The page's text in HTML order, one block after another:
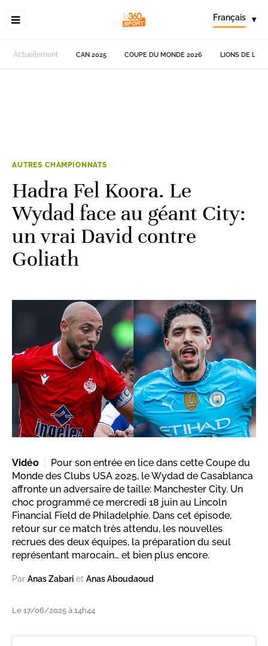
Français ▾
Actuellement CAN 2025 COUPE DU MONDE 2026 LIONS DE
AUTRES CHAMPIONNATS
Hadra Fel Koora. Le
Wydad face au géant City:
un vrai David contre
Goliath
Vidéo
Pour son entrée en lice dans cette Coupe du
Monde des Clubs USA 2025, le Wydad de Casablanca
affronte un adversaire de taille: Manchester City. Un
choc programmé ce mercredi 18 juin au Lincoln
Financial Field de Philadelphie. Dans cet épisode,
retour sur ce match très attendu, les nouvelles
recrues des deux équipes, la préparation du seul
représentant marocain… et bien plus encore.
Par Anas Zabari et Anas Aboudaoud
Le 17/06/2025 à 14h44